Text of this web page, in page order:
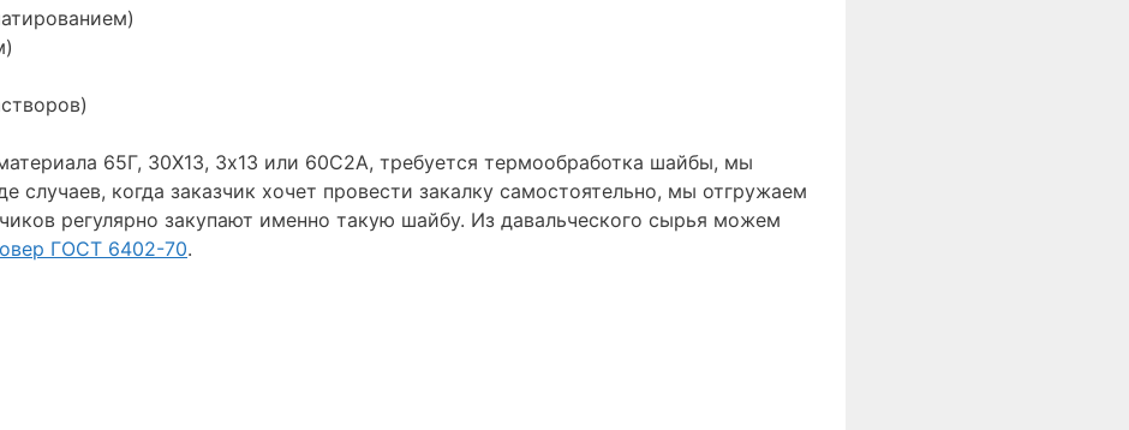
65Г, 30Х13, 3х13 или 60С2А, требуется термообработка шайбы, мы
случаев, когда заказчик хочет провести закалку самостоятельно, мы отгружаем
регулярно закупают именно такую шайбу. Из давальческого сырья можем
ГОСТ 6402-70.